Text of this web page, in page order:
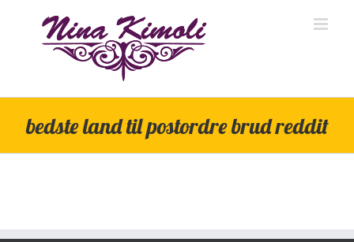
bedste land til postordre brud reddit